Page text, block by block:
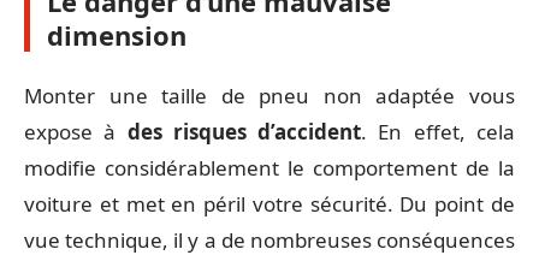
dimension
Monter une taille de pneu non adaptée vous
expose à des risques d’accident. En effet, cela
modifie considérablement le comportement de la
voiture et met en péril votre sécurité. Du point de
vue technique, il y a de nombreuses conséquences